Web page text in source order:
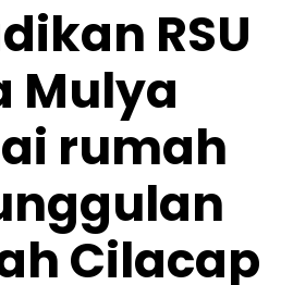
RSU
Mulya
rumah
Cilacap